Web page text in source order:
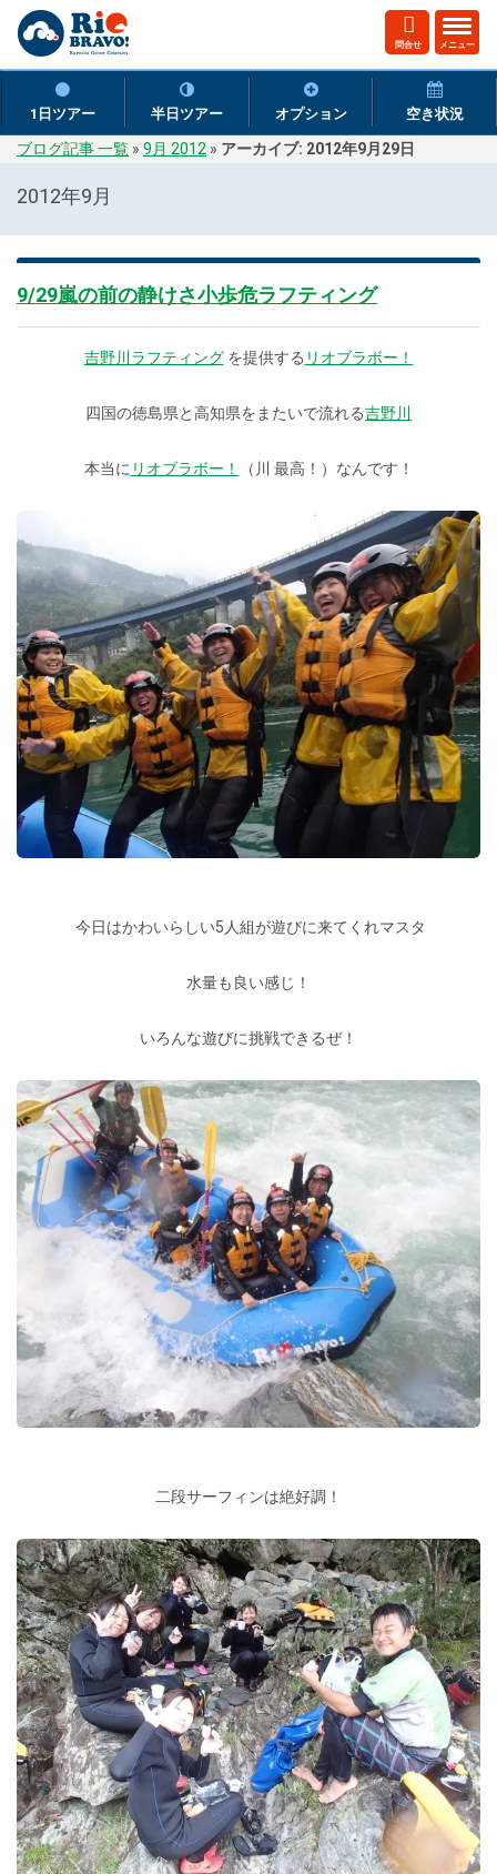
ト
グ
ナ
ビ
メニュー
問合せ
1日ツアー 半日ツアー オプション 空き状況
ブログ記事 一覧 » 9月 2012 » アーカイブ: 2012年9月29日
2012年9月
9/29嵐の前の静けさ小歩危ラフティング
吉野川ラフティングを提供する リオブラボー！
四国の徳島県と高知県をまたいで流れる吉野川
本当に リオブラボー！ （川 最高！）なんです！
今日はかわいらしい5人組が遊びに来てくれマスタ
水量も良い感じ！
いろんな遊びに挑戦できるぜ！
二段サーフィンは絶好調！